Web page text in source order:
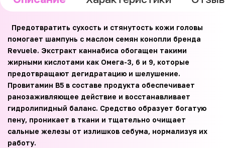
Предотвратить сухость и стянутость кожи головы
помогает шампунь с маслом семян конопли бренда
Revuele. Экстракт каннабиса обогащен такими
жирными кислотами как Омега-3, 6 и 9, которые
предотвращают дегидратацию и шелушение.
Провитамин В5 в составе продукта обеспечивает
ранозаживляющее действие и восстанавливает
гидролипидный баланс. Средство образует богатую
пену, проникает в ткани и тщательно очищает
сальные железы от излишков себума, нормализуя их
работу.